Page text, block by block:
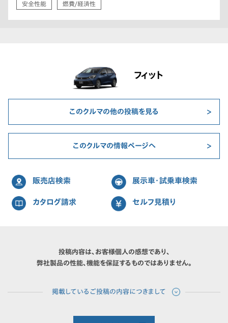
安全性能 燃費/経済性
フィット
このクルマの他の投稿を見る
このクルマの情報ページへ
販売店検索 展示車・試乗車検索
カタログ請求 セルフ見積り
投稿内容は、お客様個人の感想であり、
弊社製品の性能、機能を保証するものではありません。